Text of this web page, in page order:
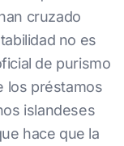
cruzado
no es
de purismo
los préstamos
islandeses
hace que la